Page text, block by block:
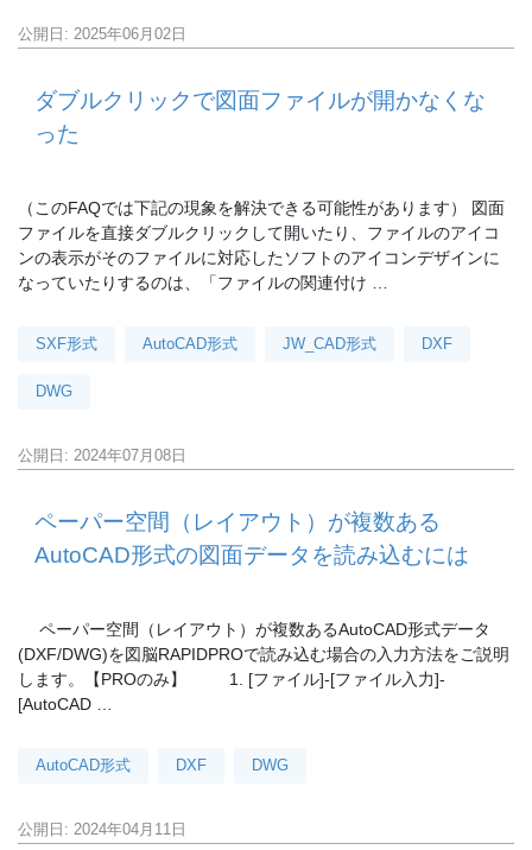
公開日: 2025年06月02日
ダブルクリックで図面ファイルが開かなくな
った
（このFAQでは下記の現象を解決できる可能性があります） 図面
ファイルを直接ダブルクリックして開いたり、ファイルのアイコ
ンの表示がそのファイルに対応したソフトのアイコンデザインに
なっていたりするのは、「ファイルの関連付け …
SXF形式 AutoCAD形式 JW_CAD形式 DXF
DWG
公開日: 2024年07月08日
ペーパー空間（レイアウト）が複数ある
AutoCAD形式の図面データを読み込むには
ペーパー空間（レイアウト）が複数あるAutoCAD形式データ
(DXF/DWG)を図脳RAPIDPROで読み込む場合の入力方法をご説明
します。【PROのみ】 1. [ファイル]-[ファイル入力]-
[AutoCAD …
AutoCAD形式 DXF DWG
公開日: 2024年04月11日